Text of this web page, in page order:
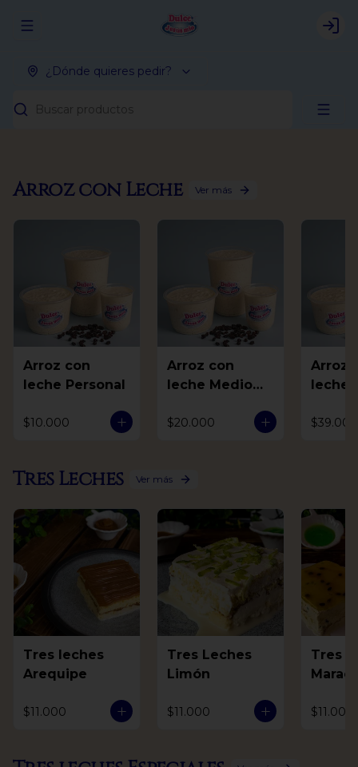
Abrir menu de navegación
¿Dónde quieres pedir?
Buscar productos
Arroz con Leche Ver más
Arroz con
leche Personal
$10.000
Arroz con
leche Medio
$20.000
Arroz
leche
$39.000
Tres Leches Ver más
Tres leches
Arequipe
$11.000
Tres Leches
Limón
$11.000
Tres
$11.000